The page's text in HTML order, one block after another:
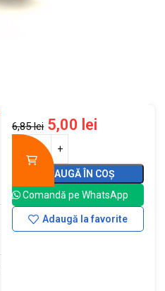
6,85lei 5,00 lei
ADAUGĂ ÎN COȘ
Comandă pe WhatsApp
Adaugă la favorite